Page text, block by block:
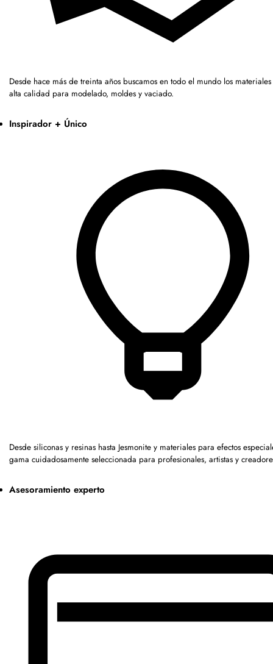
Desde hace más de treinta años buscamos en todo el mundo los
alta calidad para modelado, moldes y vaciado.
Inspirador + Único
Desde siliconas y resinas hasta Jesmonite y materiales para efectos
gama cuidadosamente seleccionada para profesionales, artistas y
Asesoramiento experto